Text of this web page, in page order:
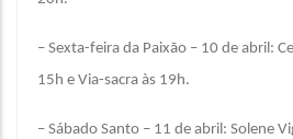
– Sexta-feira da Paixão – 10 de abril:
15h e Via-sacra às 19h.
– Sábado Santo – 11 de abril: Solene